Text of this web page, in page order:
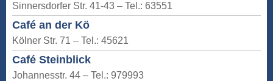
Sinnersdorfer Str. 41-43 – Tel.: 63551
Café an der Kö
Kölner Str. 71 – Tel.: 45621
Café Steinblick
Johannesstr. 44 – Tel.: 979993